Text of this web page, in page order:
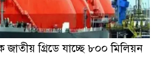
জাতীয় গ্রিডে যাচ্ছে ৮০০ মিলিয়ন